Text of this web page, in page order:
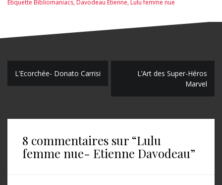
Étiquette Bibliomaniacs, Davodeau Etienne, Lulu femme nue
N
L’Ecorchée- Donato Carrisi
L’Art des Super-Héros
Marvel
8 commentaires sur “Lulu
femme nue- Etienne Davodeau”